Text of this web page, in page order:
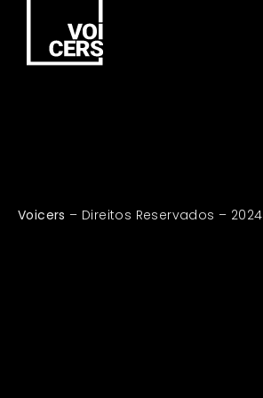
Voicers – Direitos Reservados – 2024